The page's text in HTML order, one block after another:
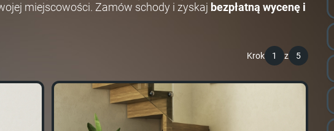
miejscowości. Zamów schody i zyskaj bezpłatną wycenę i
Krok 1 z 5